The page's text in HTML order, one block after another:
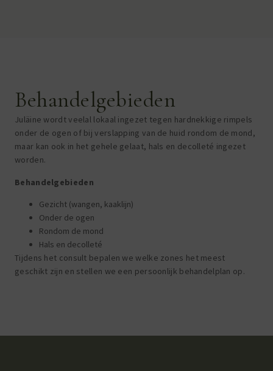
Behandelgebieden
Juläine wordt veelal lokaal ingezet tegen hardnekkige rimpels
onder de ogen of bij verslapping van de huid rondom de mond,
maar kan ook in het gehele gelaat, hals en decolleté ingezet
worden.
Behandelgebieden
Gezicht (wangen, kaaklijn)
Onder de ogen
Rondom de mond
Hals en decolleté
Tijdens het consult bepalen we welke zones het meest
geschikt zijn en stellen we een persoonlijk behandelplan op.